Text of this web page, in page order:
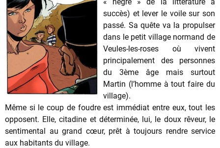
succès) et lever le voile sur son
passé. Sa quête va la propulser
dans le petit village normand de
Veules-les-roses où vivent
principalement des personnes
du 3ème âge mais surtout
Martin (l’homme à tout faire du
village).
Même si le coup de foudre est immédiat entre eux, tout les
opposent. Elle, citadine et déterminée, lui, le doux rêveur, le
sentimental au grand cœur, prêt à toujours rendre service
aux habitants du village.